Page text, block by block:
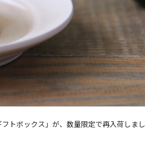
トボックス」が、数量限定で再入荷しまし